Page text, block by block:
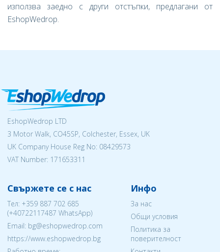
използва заедно с други отстъпки, предлагани от
EshopWedrop.
EshopWedrop LTD
3 Motor Walk, CO45SP, Colchester, Essex, UK
UK Company House Reg No: 08429573
VAT Number: 171653311
Свържете се с нас
Тел: +359 887 702 685
(+40722117487 WhatsApp)
Email: bg@eshopwedrop.com
https://www.eshopwedrop.bg
Инфо
За нас
Общи условия
Политика за
поверителност